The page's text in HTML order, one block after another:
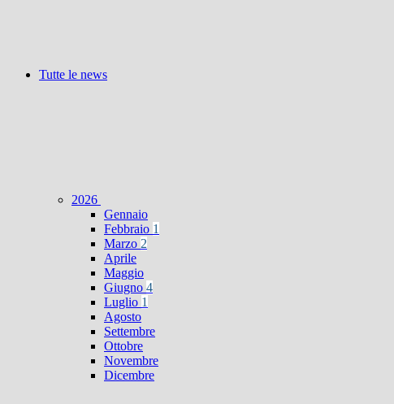
Tutte le news
2026
Gennaio
Febbraio 1
Marzo 2
Aprile
Maggio
Giugno 4
Luglio 1
Agosto
Settembre
Ottobre
Novembre
Dicembre